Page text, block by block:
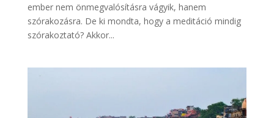
ember nem önmegvalósításra vágyik, hanem
szórakozásra. De ki mondta, hogy a meditáció mindig
szórakoztató? Akkor...